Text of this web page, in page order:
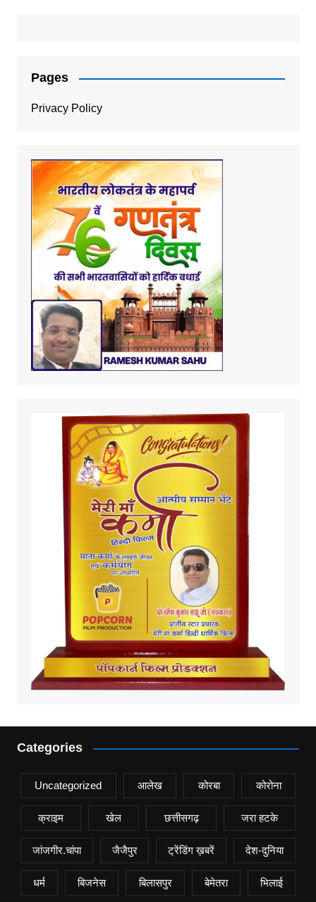
Pages
Privacy Policy
Categories
Uncategorized आलेख कोरबा कोरोना
क्राइम खेल छत्तीसगढ़ जरा हटके
जांजगीर.चांपा जैजैपुर ट्रेंडिंग ख़बरें देश-दुनिया
धर्म बिजनेस बिलासपुर बेमेतरा भिलाई